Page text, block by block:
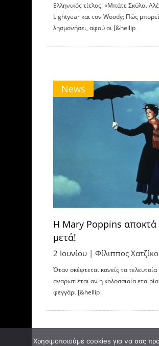
Ελληνικός τίτλος: «Μπάτε Σκύλοι
Lightyear και τον Woody; Πώς
λησμονήσει, αφού οι [&hellip
News
Η Mary Poppins αποκτά
μετά!
2 Ιουνίου | Φίλιππος
Όταν σκέφτεται κανείς τα
αναρωτιέται αν η κολοσσιαία
φεγγάρι [&hellip
Χρησιμοποιούμε cookies για να σας